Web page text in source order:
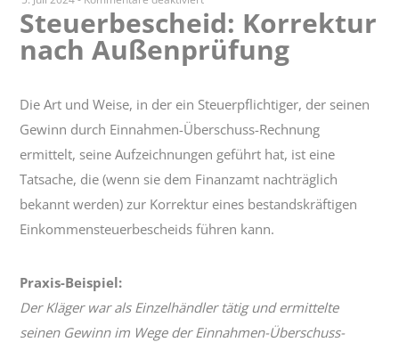
Steuerbescheid:
Korrektur
nach
Steuerbescheid: Korrektur
nach Außenprüfung
Die Art und Weise, in der ein Steuerpflichtiger, der seinen
Gewinn durch Einnahmen-Überschuss-Rechnung
ermittelt, seine Aufzeichnungen geführt hat, ist eine
Tatsache, die (wenn sie dem Finanzamt nachträglich
bekannt werden) zur Korrektur eines bestandskräftigen
Einkommensteuerbescheids führen kann.
Praxis-Beispiel:
Der Kläger war als Einzelhändler tätig und ermittelte
seinen Gewinn im Wege der Einnahmen-Überschuss-